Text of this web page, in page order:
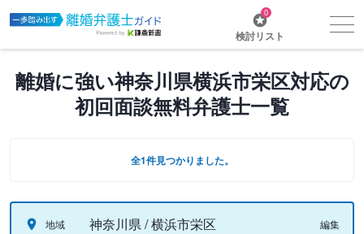
0
検討リスト
離婚に強い神奈川県横浜市栄区対応の
初回面談無料弁護士一覧
全1件見つかりました。
地域 神奈川県 / 横浜市栄区 編集